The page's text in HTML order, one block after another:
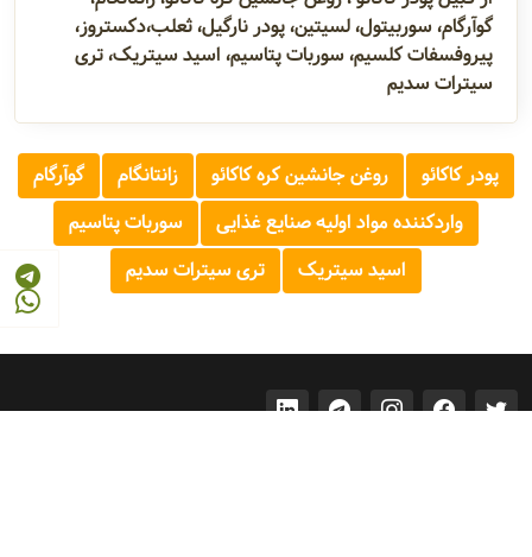
گوآرگام، سوربیتول، لسیتین، پودر نارگیل، ثعلب،دکستروز،
پیروفسفات کلسیم، سوربات پتاسیم، اسید سیتریک، تری
سیترات سدیم
پودر کاکائو روغن جانشین کره کاکائو زانتانگام
گوآرگام
واردکننده مواد اولیه صنایع غذایی
سوربات پتاسیم
اسید سیتریک
تری سیترات سدیم